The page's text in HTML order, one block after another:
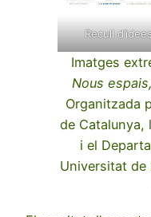
Recull
Imatges
Nous
Organitzada
de Catalunya,
i el
Universitat de